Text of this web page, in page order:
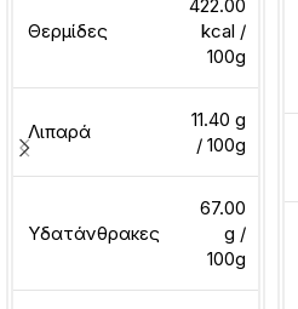
Θερμίδες
422.00
kcal /
100g
Λιπαρά
11.40 g
/ 100g
Υδατάνθρακες
67.00
g /
100g